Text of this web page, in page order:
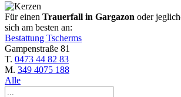
Für einen Trauerfall in Gargazon oder
sich am besten an:
Bestattung Tscherms
Gampenstraße 81
T. 0473 44 82 83
M. 349 4075 188
Alle